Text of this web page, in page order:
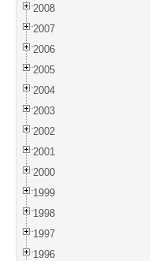
2008
2007
2006
2005
2004
2003
2002
2001
2000
1999
1998
1997
1996